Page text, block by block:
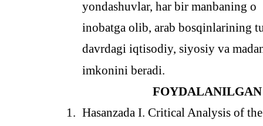
yondashuvlar, har bir manbaning o
inobatga olib, arab bosqinlarining
davrdagi iqtisodiy, siyosiy va
imkonini beradi.
1. Hasanzada I. Critical Analysis of